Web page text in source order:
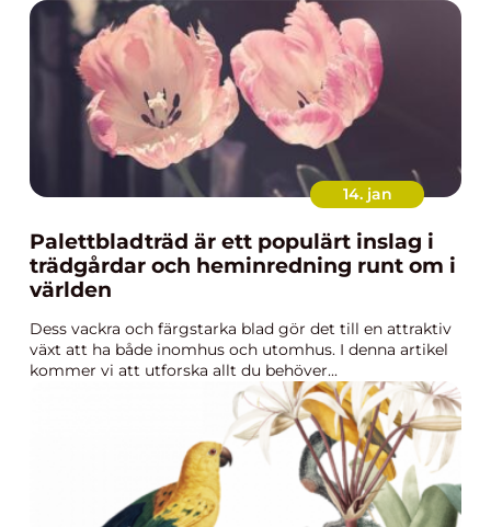
14. jan
Palettbladträd är ett populärt inslag i
trädgårdar och heminredning runt om i
världen
Dess vackra och färgstarka blad gör det till en attraktiv
växt att ha både inomhus och utomhus. I denna artikel
kommer vi att utforska allt du behöver...